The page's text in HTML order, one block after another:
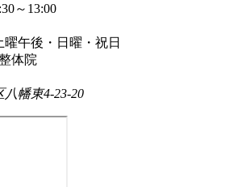
～13:00
曜午後・日曜・祝日
体院
幡東4-23-20